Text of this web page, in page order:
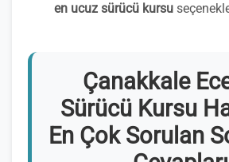
en ucuz sürücü kursu
Çanakkale
Sürücü Kursu
En Çok Sorulan